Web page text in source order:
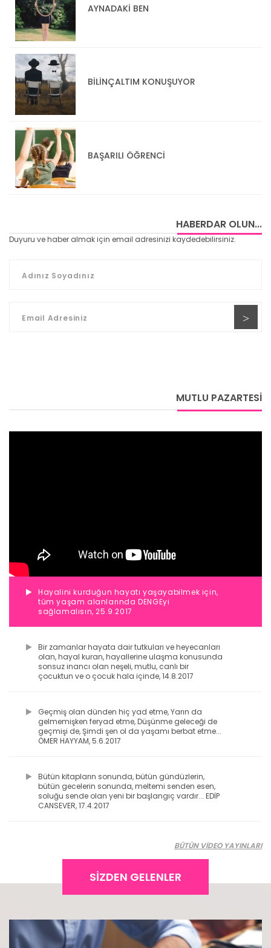
AYNADAKİ BEN
BİLİNÇALTIM KONUŞUYOR
BAŞARILI ÖĞRENCİ
HABERDAR OLUN...
Duyuru ve haber almak için email adresinizi kaydedebilirsiniz.
MUTLU PAZARTESİ
Hayalini kurduğun hayatı yaşayabilmek için,
tüm yaşam alanlarında DENGEyi
sağlamalısın, 25.9.2017
Bir zamanlar hayata dair tutkuları ve heyecanları
olan, hayal kuran, hayallerine ulaşma konusunda
sonsuz inancı olan neşeli, mutlu, canlı bir
çocuktun ve o çocuk hala içinde, 14.8.2017
Geçmiş olan dünden hiç yad etme, Yarın da
gelmemişken feryad etme, Düşünme geleceği de
geçmişi de, Şimdi şen ol da yaşamı berbat etme...
ÖMER HAYYAM, 5.6.2017
Bütün kitapların sonunda, bütün gündüzlerin,
bütün gecelerin sonunda, meltemi senden esen,
soluğu sende olan yeni bir başlangıç vardır... EDİP
CANSEVER, 17.4.2017
BÜTÜN VİDEO YAYINLARI
SİZDEN GELENLER